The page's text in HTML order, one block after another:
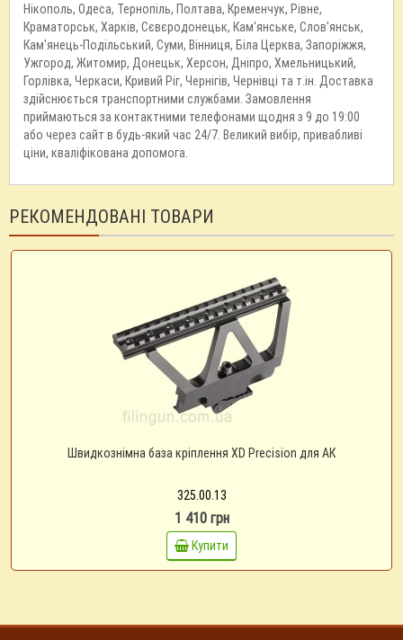
Нікополь, Одеса, Тернопіль, Полтава, Кременчук, Рівне,
Краматорськ, Харків, Сєвєродонецьк, Кам'янське, Слов'янськ,
Кам'янець-Подільський, Суми, Вінниця, Біла Церква, Запоріжжя,
Ужгород, Житомир, Донецьк, Херсон, Дніпро, Хмельницький,
Горлівка, Черкаси, Кривий Ріг, Чернігів, Чернівці та т.ін. Доставка
здійснюється транспортними службами. Замовлення
приймаються за контактними телефонами щодня з 9 до 19:00
або через сайт в будь-який час 24/7. Великий вибір, привабливі
ціни, кваліфікована допомога.
РЕКОМЕНДОВАНІ ТОВАРИ
Швидкознімна база кріплення XD Precision для АК
325.00.13
1 410 грн
Купити